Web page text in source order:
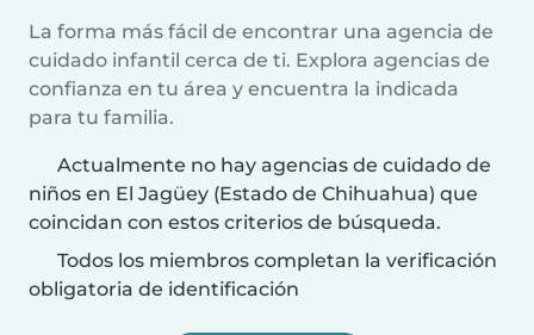
La forma más fácil de encontrar una agencia de
cuidado infantil cerca de ti. Explora agencias de
confianza en tu área y encuentra la indicada
para tu familia.
Actualmente no hay agencias de cuidado de
niños en El Jagüey (Estado de Chihuahua) que
coincidan con estos criterios de búsqueda.
Todos los miembros completan la verificación
obligatoria de identificación